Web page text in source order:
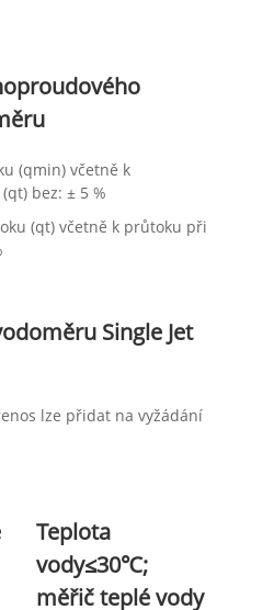
(qmin) včetně k
bez: ± 5 %
(qt) včetně k průtoku při
Single Jet
lze přidat na vyžádání
Teplota
vody≤30℃;
měřič teplé vody